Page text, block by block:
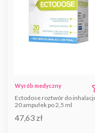
Wyrób medyczny
Ectodose roztwór do inhalacji
20 ampułek po 2,5 ml
47,63 zł